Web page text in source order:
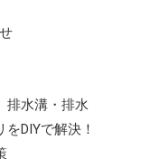
排水溝・排水
DIYで解決！